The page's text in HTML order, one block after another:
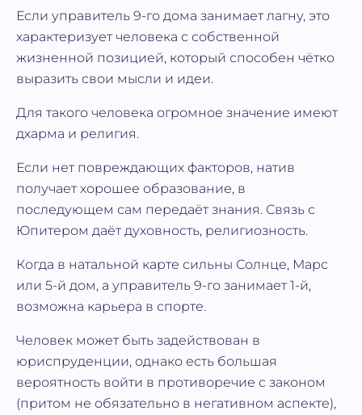
Если управитель 9-го дома занимает лагну, это
характеризует человека с собственной
жизненной позицией, который способен чётко
выразить свои мысли и идеи.
Для такого человека огромное значение имеют
дхарма и религия.
Если нет повреждающих факторов, натив
получает хорошее образование, в
последующем сам передаёт знания. Связь с
Юпитером даёт духовность, религиозность.
Когда в натальной карте сильны Солнце, Марс
или 5-й дом, а управитель 9-го занимает 1-й,
возможна карьера в спорте.
Человек может быть задействован в
юриспруденции, однако есть большая
вероятность войти в противоречие с законом
(притом не обязательно в негативном аспекте),